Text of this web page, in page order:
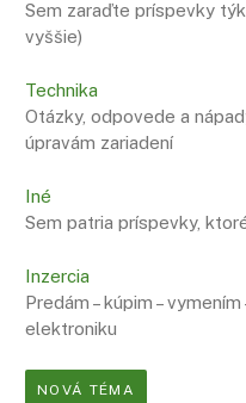
Sem zaraďte príspevky
vyššie)
Technika
Otázky, odpovede a
úpravám zariadení
Iné
Sem patria príspevky,
Inzercia
Predám – kúpim –
elektroniku
NOVÁ TÉMA